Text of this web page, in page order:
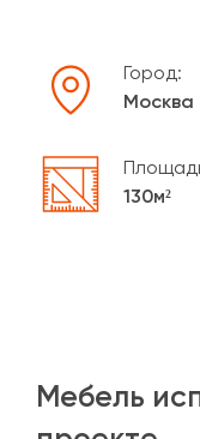
Город:
Москва
130м²
Мебель